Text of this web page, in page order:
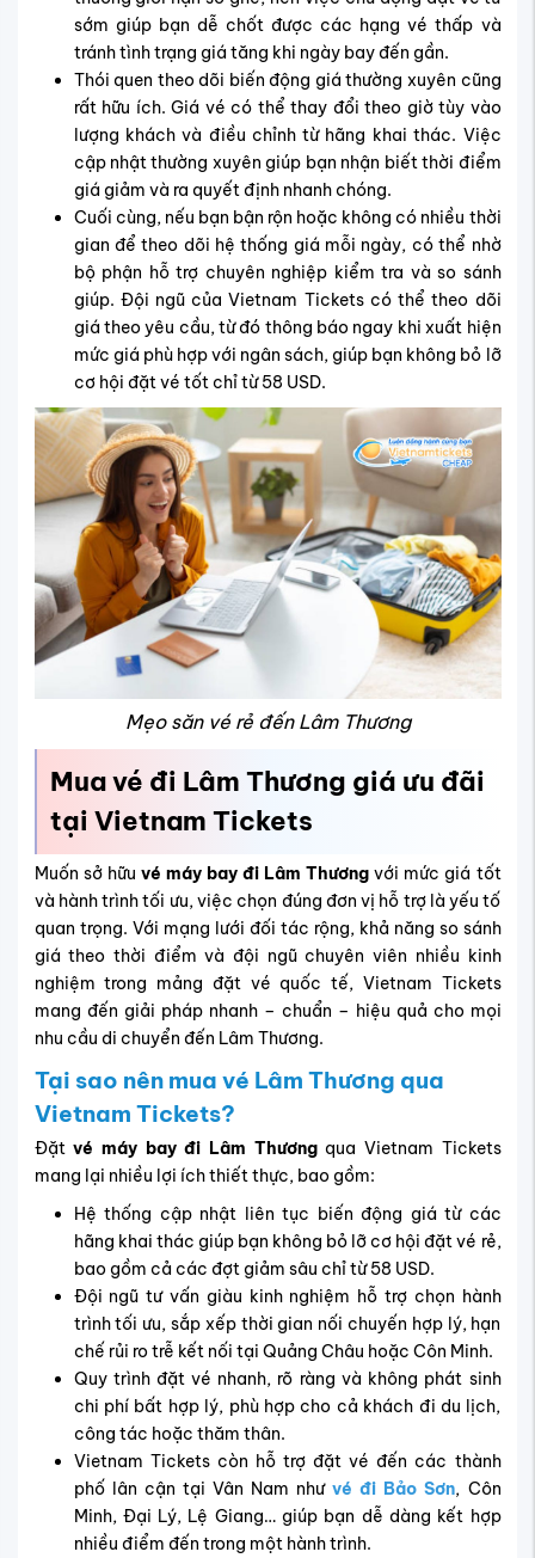
sớm giúp bạn dễ chốt được các hạng vé thấp và
tránh tình trạng giá tăng khi ngày bay đến gần.
Thói quen theo dõi biến động giá thường xuyên cũng
rất hữu ích. Giá vé có thể thay đổi theo giờ tùy vào
lượng khách và điều chỉnh từ hãng khai thác. Việc
cập nhật thường xuyên giúp bạn nhận biết thời điểm
giá giảm và ra quyết định nhanh chóng.
Cuối cùng, nếu bạn bận rộn hoặc không có nhiều thời
gian để theo dõi hệ thống giá mỗi ngày, có thể nhờ
bộ phận hỗ trợ chuyên nghiệp kiểm tra và so sánh
giúp. Đội ngũ của Vietnam Tickets có thể theo dõi
giá theo yêu cầu, từ đó thông báo ngay khi xuất hiện
mức giá phù hợp với ngân sách, giúp bạn không bỏ lỡ
cơ hội đặt vé tốt chỉ từ 58 USD.
Mẹo săn vé rẻ đến Lâm Thương
Mua vé đi Lâm Thương giá ưu đãi
tại Vietnam Tickets
Muốn sở hữu vé máy bay đi Lâm Thương với mức giá tốt
và hành trình tối ưu, việc chọn đúng đơn vị hỗ trợ là yếu tố
quan trọng. Với mạng lưới đối tác rộng, khả năng so sánh
giá theo thời điểm và đội ngũ chuyên viên nhiều kinh
nghiệm trong mảng đặt vé quốc tế, Vietnam Tickets
mang đến giải pháp nhanh – chuẩn – hiệu quả cho mọi
nhu cầu di chuyển đến Lâm Thương.
Tại sao nên mua vé Lâm Thương qua
Vietnam Tickets?
Đặtvé máy bay đi Lâm Thươngqua Vietnam Tickets
mang lại nhiều lợi ích thiết thực, bao gồm:
Hệ thống cập nhật liên tục biến động giá từ các
hãng khai thác giúp bạn không bỏ lỡ cơ hội đặt vé rẻ,
bao gồm cả các đợt giảm sâu chỉ từ 58 USD.
Đội ngũ tư vấn giàu kinh nghiệm hỗ trợ chọn hành
trình tối ưu, sắp xếp thời gian nối chuyến hợp lý, hạn
chế rủi ro trễ kết nối tại Quảng Châu hoặc Côn Minh.
Quy trình đặt vé nhanh, rõ ràng và không phát sinh
chi phí bất hợp lý, phù hợp cho cả khách đi du lịch,
công tác hoặc thăm thân.
Vietnam Tickets còn hỗ trợ đặt vé đến các thành
phố lân cận tại Vân Nam nhưvé đi Bảo Sơn, Côn
Minh, Đại Lý, Lệ Giang… giúp bạn dễ dàng kết hợp
nhiều điểm đến trong một hành trình.